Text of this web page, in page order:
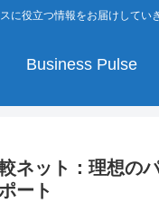
に役立つ情報をお届けしてい
Business Pulse
ネット：理想の
ート